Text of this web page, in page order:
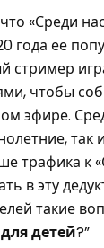
«Среди
года ее
стример
чтобы
эфире.
так
трафика к
в эту
такие
детей?”